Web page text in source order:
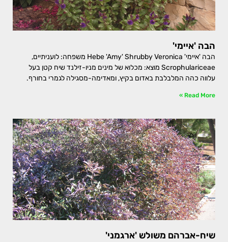
הבה 'איימי'
הבה 'איימי' Hebe 'Amy' Shrubby Veronica משפחה: לועניתיים,
Scrophulariceae מוצא: מכלוא של מינים מניו-זילנד שיח קטן בעל
עלווה כהה המלבלבת באדום בקיץ, ומאדימה-מסגילה לגמרי בחורף.
Read More »
שיח-אברהם משולש 'ארגמני'